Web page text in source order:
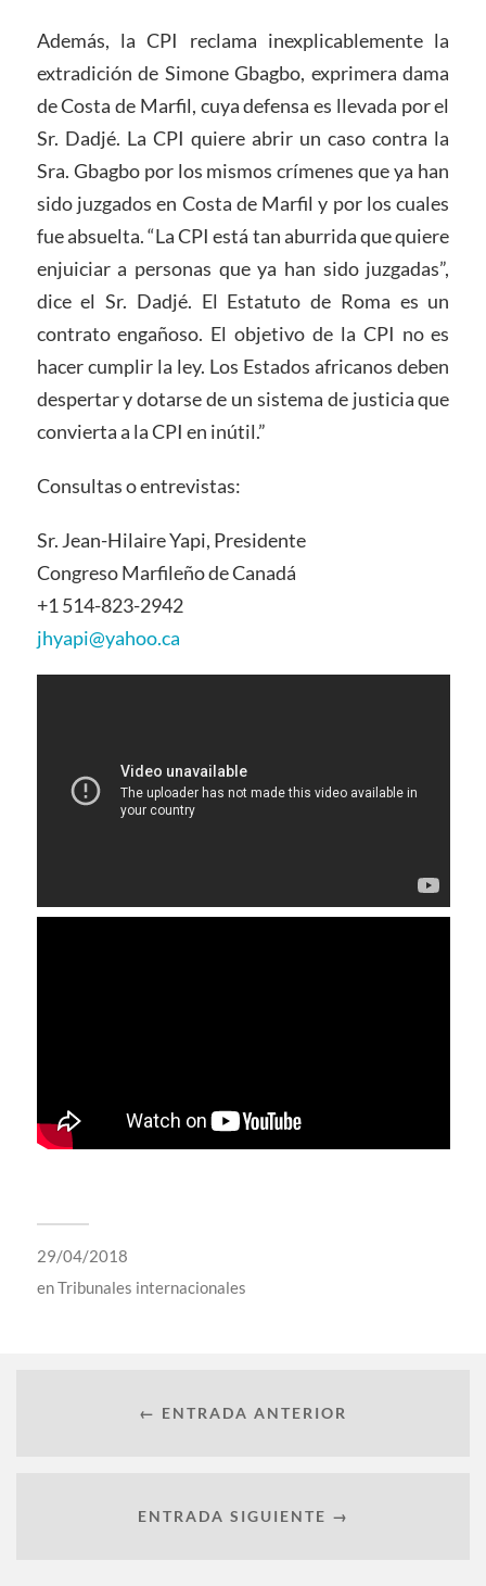
Además, la CPI reclama inexplicablemente la
extradición de Simone Gbagbo, exprimera dama
de Costa de Marfil, cuya defensa es llevada por el
Sr. Dadjé. La CPI quiere abrir un caso contra la
Sra. Gbagbo por los mismos crímenes que ya han
sido juzgados en Costa de Marfil y por los cuales
fue absuelta. “La CPI está tan aburrida que quiere
enjuiciar a personas que ya han sido juzgadas”,
dice el Sr. Dadjé. El Estatuto de Roma es un
contrato engañoso. El objetivo de la CPI no es
hacer cumplir la ley. Los Estados africanos deben
despertar y dotarse de un sistema de justicia que
convierta a la CPI en inútil.”
Consultas o entrevistas:
Sr. Jean-Hilaire Yapi, Presidente
Congreso Marfileño de Canadá
+1 514-823-2942
jhyapi@yahoo.ca
29/04/2018
enTribunales internacionales
← ENTRADA ANTERIOR
ENTRADA SIGUIENTE →